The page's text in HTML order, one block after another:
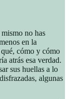
no has
en la
cómo y cómo
atrás esa verdad.
sus huellas a lo
algunas